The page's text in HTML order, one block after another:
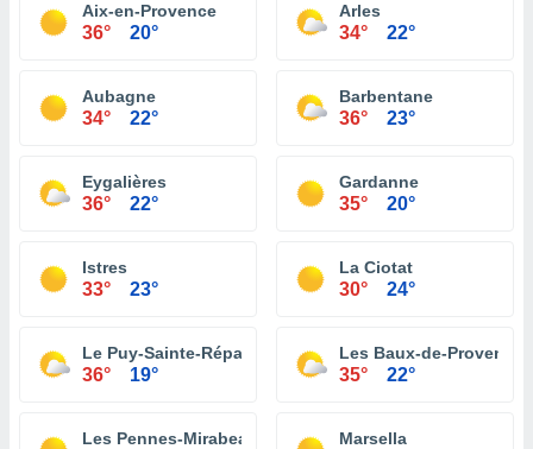
Aix-en-Provence
36° 20°
Arles
34° 22°
Aubagne
34° 22°
Barbentane
36° 23°
Eygalières
36° 22°
Gardanne
35° 20°
Istres
33° 23°
La Ciotat
30° 24°
Le Puy-Sainte-Réparade
36° 19°
Les Baux-de-Provence
35° 22°
Les Pennes-Mirabeau Marsella